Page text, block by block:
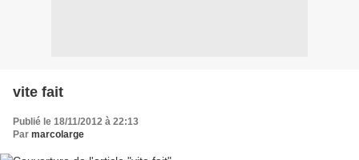
vite fait
Publié le 18/11/2012 à 22:13
Par marcolarge